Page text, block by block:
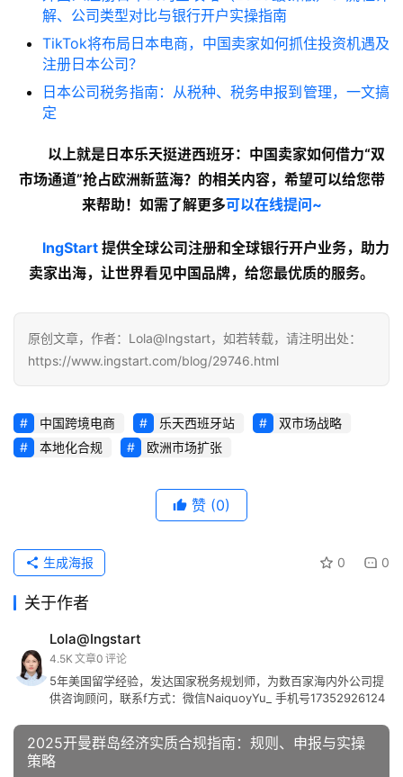
解、公司类型对比与银行开户实操指南
TikTok将布局日本电商，中国卖家如何抓住投资机遇及
注册日本公司？
日本公司税务指南：从税种、税务申报到管理，一文搞
定
以上就是日本乐天挺进西班牙：中国卖家如何借力“双
市场通道”抢占欧洲新蓝海？的相关内容，希望可以给您带
来帮助！如需了解更多可以在线提问~
lngStart 提供全球公司注册和全球银行开户业务，助力
卖家出海，让世界看见中国品牌，给您最优质的服务。
原创文章，作者：Lola@Ingstart，如若转载，请注明出处：
https://www.ingstart.com/blog/29746.html
中国跨境电商 乐天西班牙站
双市场战略
本地化合规
欧洲市场扩张
赞 (0)
0 0
生成海报
关于作者
Lola@Ingstart
4.5K 文章0 评论
5年美国留学经验，发达国家税务规划师，为数百家海内外公司提
供咨询顾问，联系f方式：微信NaiquoyYu_ 手机号17352926124
2025开曼群岛经济实质合规指南：规则、申报与实操
策略